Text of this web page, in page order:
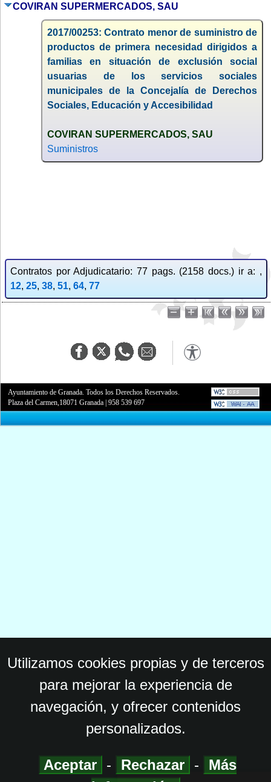
COVIRAN SUPERMERCADOS, SAU
2017/00253: Contrato menor de suministro de
productos de primera necesidad dirigidos a
familias en situación de exclusión social
usuarias de los servicios sociales
municipales de la Concejalía de Derechos
Sociales, Educación y Accesibilidad
COVIRAN SUPERMERCADOS, SAU
Suministros
Contratos por Adjudicatario: 77 pags. (2158 docs.) ir a: ,
12, 25, 38, 51, 64, 77
Ayuntamiento de Granada. Todos los Derechos Reservados.
Plaza del Carmen,18071 Granada |958 539 697
Utilizamos cookies propias y de terceros
para mejorar la experiencia de
navegación, y ofrecer contenidos
personalizados.
Aceptar - Rechazar -
Más